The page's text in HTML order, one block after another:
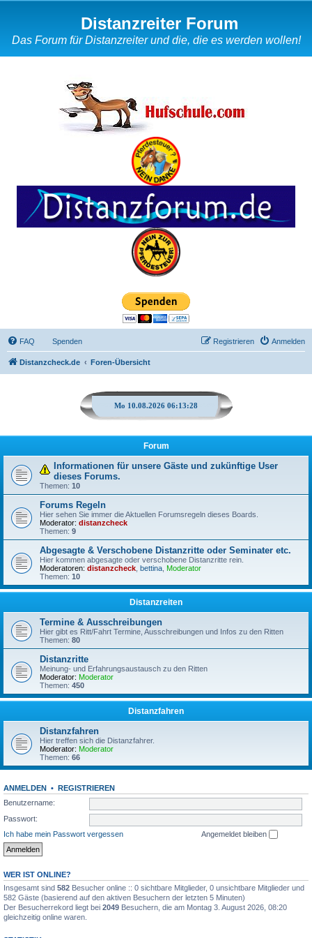
Distanzreiter Forum
Das Forum für Distanzreiter und die, die es werden wollen!
FAQ Spenden Anmelden
Registrieren
Distanzcheck.de Foren-Übersicht
Mo 10.08.2026 06:13:28
Forum
Informationen für unsere Gäste und zukünftige User
dieses Forums.
Themen: 10
Forums Regeln
Hier sehen Sie immer die Aktuellen Forumsregeln dieses Boards.
Moderator: distanzcheck
Themen: 9
Abgesagte & Verschobene Distanzritte oder Seminater etc.
Hier kommen abgesagte oder verschobene Distanzritte rein.
Moderatoren: distanzcheck bettina Moderator
Themen: 10
Distanzreiten
Termine & Ausschreibungen
Hier gibt es Ritt/Fahrt Termine, Ausschreibungen und Infos zu den Ritten
Themen: 80
Distanzritte
Meinung- und Erfahrungsaustausch zu den Ritten
Moderator: Moderator
Themen: 450
Distanzfahren
Distanzfahren
Hier treffen sich die Distanzfahrer.
Moderator: Moderator
Themen: 66
ANMELDEN • REGISTRIEREN
Benutzername:
Passwort:
Ich habe mein Passwort vergessen
Angemeldet bleiben
WER IST ONLINE?
Insgesamt sind 582 Besucher online :: 0 sichtbare Mitglieder, 0 unsichtbare Mitglieder und
582 Gäste (basierend auf den aktiven Besuchern der letzten 5 Minuten)
Der Besucherrekord liegt bei 2049 Besuchern, die am Montag 3. August 2026, 08:20
gleichzeitig online waren.